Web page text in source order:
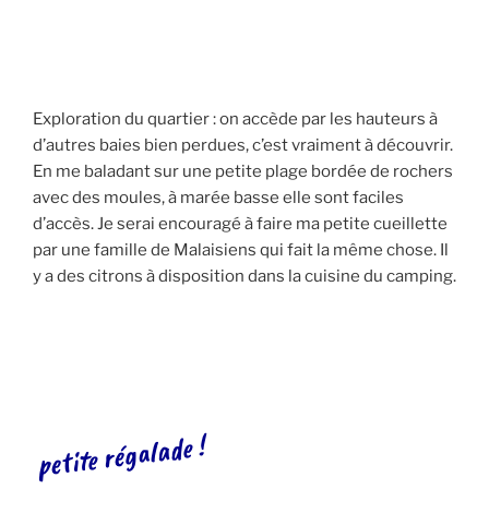
Exploration du quartier : on accède par les hauteurs à
d’autres baies bien perdues, c’est vraiment à découvrir.
En me baladant sur une petite plage bordée de rochers
avec des moules, à marée basse elle sont faciles
d’accès. Je serai encouragé à faire ma petite cueillette
par une famille de Malaisiens qui fait la même chose. Il
y a des citrons à disposition dans la cuisine du camping.
petite régalade !